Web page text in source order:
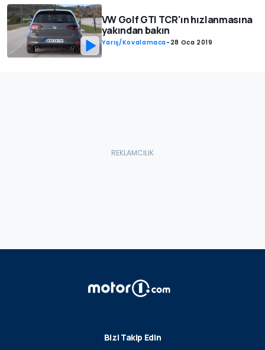
VW Golf GTI TCR'ın hızlanmasına
yakından bakın
Yarış/Kovalamaca- 28 Oca 2019
Bizi Takip Edin